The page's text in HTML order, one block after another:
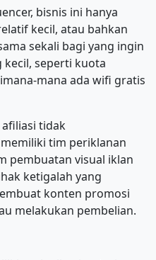
bisnis ini hanya
kecil, atau bahkan
sekali bagi yang ingin
kecil, seperti kuota
mana ada wifi gratis
tidak
tim periklanan
pembuatan visual iklan
ketigalah yang
konten promosi
melakukan pembelian.